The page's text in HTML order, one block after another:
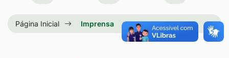
menu
[alt+2]
a
Rede
a
Rede
Social
a
Rede
Social
Página Inicial Imprensa